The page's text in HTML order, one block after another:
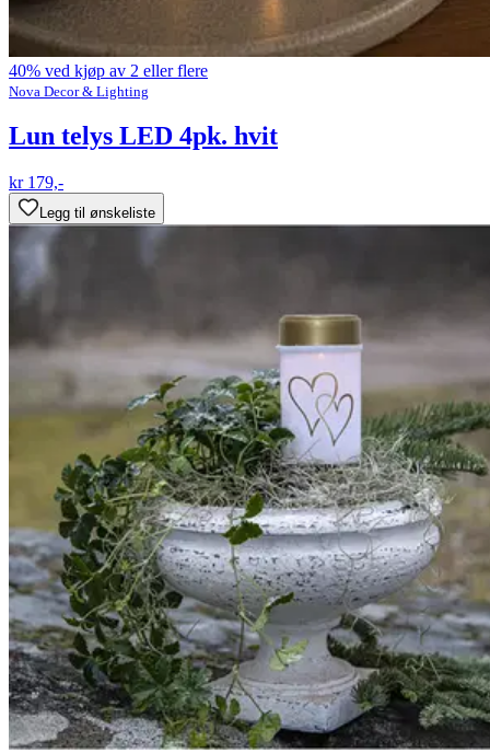
40% ved kjøp av 2 eller flere
Nova Decor & Lighting
Lun telys LED 4pk. hvit
kr 179,-
Legg til ønskeliste